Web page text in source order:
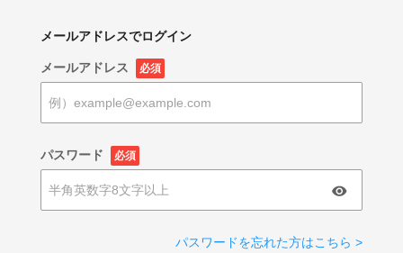
メールアドレスでログイン
メールアドレス 必須
パスワード 必須
パスワードを忘れた方はこちら >